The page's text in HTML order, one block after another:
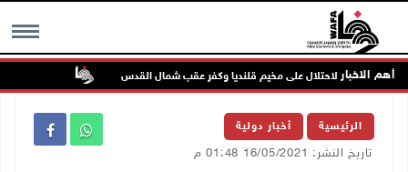
MENU أهم الاخبار
الرئيسية أخبار دولية
تاريخ النشر: 16/05/2021 01:48 م